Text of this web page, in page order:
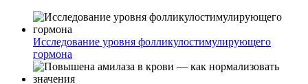
Исследование уровня фолликулостимулирующего
гормона